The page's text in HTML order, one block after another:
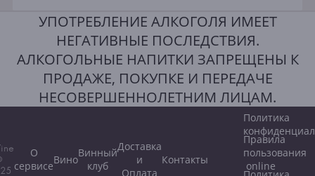
УПОТРЕБЛЕНИЕ АЛКОГОЛЯ ИМЕЕТ
НЕГАТИВНЫЕ ПОСЛЕДСТВИЯ.
АЛКОГОЛЬНЫЕ НАПИТКИ ЗАПРЕЩЕНЫ К
ПРОДАЖЕ, ПОКУПКЕ И ПЕРЕДАЧЕ
НЕСОВЕРШЕННОЛЕТНИМ ЛИЦАМ.
О
сервисеВиноВинный
клуб
Доставка
и
Оплата
Контакты
Политика
Правила
пользования
online